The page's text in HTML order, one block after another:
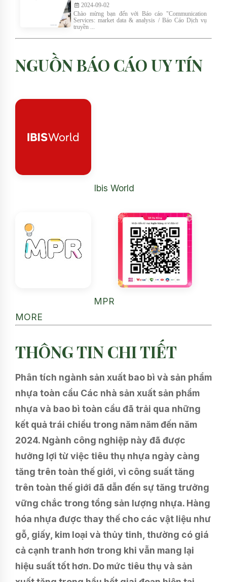
2024-09-02
Chào mừng bạn đến với Báo cáo "Communication
Services: market data & analysis / Báo Cáo Dịch vụ
truyền ...
NGUỒN BÁO CÁO UY TÍN
Ibis World
MPR
MORE
THÔNG TIN CHI TIẾT
Phân tích ngành sản xuất bao bì và sản phẩm
nhựa toàn cầu Các nhà sản xuất sản phẩm
nhựa và bao bì toàn cầu đã trải qua những
kết quả trái chiều trong năm năm đến năm
2024. Ngành công nghiệp này đã được
hưởng lợi từ việc tiêu thụ nhựa ngày càng
tăng trên toàn thế giới, vì công suất tăng
trên toàn thế giới đã dẫn đến sự tăng trưởng
vững chắc trong tổng sản lượng nhựa. Hàng
hóa nhựa được thay thế cho các vật liệu như
gỗ, giấy, kim loại và thủy tinh, thường có giá
cả cạnh tranh hơn trong khi vẫn mang lại
hiệu suất tốt hơn. Do mức tiêu thụ và sản